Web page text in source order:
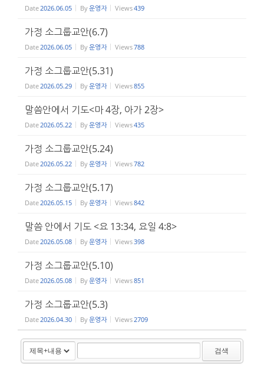
Date2026.06.05 By운영자 Views439
가정 소그룹교안(6.7)
Date2026.06.05 By운영자 Views788
가정 소그룹교안(5.31)
Date2026.05.29 By운영자 Views855
말씀안에서 기도<마 4장, 아가 2장>
Date2026.05.22 By운영자 Views435
가정 소그룹교안(5.24)
Date2026.05.22 By운영자 Views782
가정 소그룹교안(5.17)
Date2026.05.15 By운영자 Views842
말씀 안에서 기도 <요 13:34, 요일 4:8>
Date2026.05.08 By운영자 Views398
가정 소그룹교안(5.10)
Date2026.05.08 By운영자 Views851
가정 소그룹교안(5.3)
Date2026.04.30 By운영자 Views2709
검색